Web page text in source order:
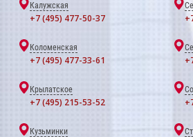
Калужская
+7 (495) 477-50-37
Коломенская
+7 (495) 477-33-61
Крылатское
+7 (495) 215-53-52
Кузьминки